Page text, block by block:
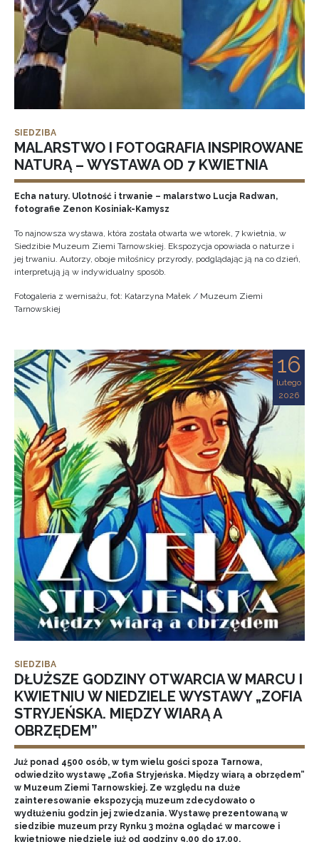
SIEDZIBA
MALARSTWO I FOTOGRAFIA INSPIROWANE
NATURĄ – WYSTAWA OD 7 KWIETNIA
Echa natury. Ulotność i trwanie – malarstwo Lucja Radwan,
fotografie Zenon Kosiniak-Kamysz
To najnowsza wystawa, która została otwarta we wtorek, 7 kwietnia, w
Siedzibie Muzeum Ziemi Tarnowskiej. Ekspozycja opowiada o naturze i
jej trwaniu. Autorzy, oboje miłośnicy przyrody, podglądając ją na co dzień,
interpretują ją w indywidualny sposób.
Fotogaleria z wernisażu, fot: Katarzyna Małek / Muzeum Ziemi
Tarnowskiej
16
lutego
2026
SIEDZIBA
DŁUŻSZE GODZINY OTWARCIA W MARCU I
KWIETNIU W NIEDZIELE WYSTAWY „ZOFIA
STRYJEŃSKA. MIĘDZY WIARĄ A
OBRZĘDEM”
Już ponad 4500 osób, w tym wielu gości spoza Tarnowa,
odwiedziło wystawę „Zofia Stryjeńska. Między wiarą a obrzędem”
w Muzeum Ziemi Tarnowskiej. Ze względu na duże
zainteresowanie ekspozycją muzeum zdecydowało o
wydłużeniu godzin jej zwiedzania. Wystawę prezentowaną w
siedzibie muzeum przy Rynku 3 można oglądać w marcowe i
kwietniowe niedziele już od godziny 9.00 do 17.00.